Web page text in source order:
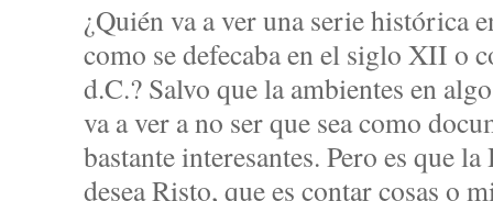
¿Quién va a ver una serie histórica
como se defecaba en el siglo XII o
d.C.? Salvo que la ambientes en
va a ver a no ser que sea como
bastante interesantes. Pero es que
desea Risto, que es contar cosas o